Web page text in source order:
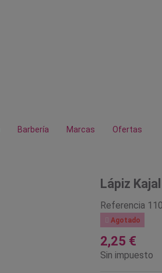
Barbería Marcas Ofertas
Lápiz
Referencia
Agotado
2,25 €
Sin impuesto